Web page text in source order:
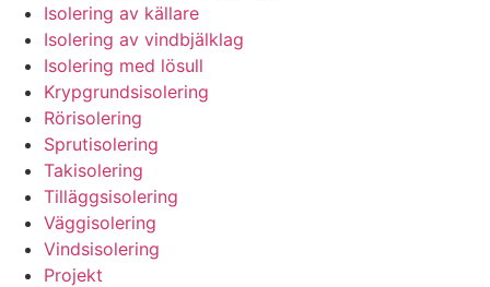
Isolering av källare
Isolering av vindbjälklag
Isolering med lösull
Krypgrundsisolering
Rörisolering
Sprutisolering
Takisolering
Tilläggsisolering
Väggisolering
Vindsisolering
Projekt